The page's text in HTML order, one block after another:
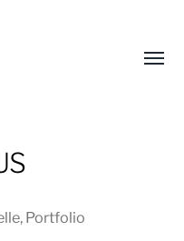
, Portfolio